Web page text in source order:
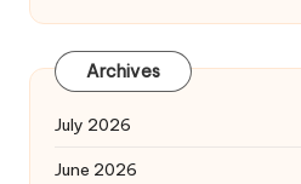
Archives
July 2026
June 2026